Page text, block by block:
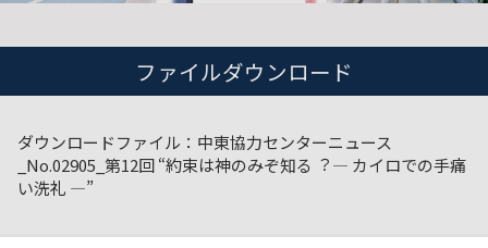
ファイルダウンロード
ダウンロードファイル：中東協力センターニュース
_No.02905_第12回 “約束は神のみぞ知る︖ ― カイロでの手痛
い洗礼 ―”